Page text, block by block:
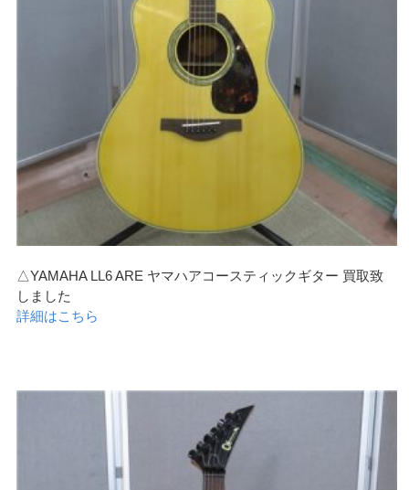
△YAMAHA LL6 ARE ヤマハアコースティックギター 買取致
しました
詳細はこちら